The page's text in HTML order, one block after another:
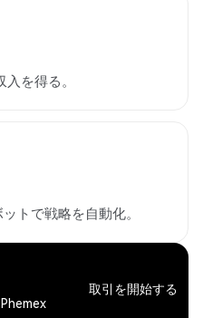
を得る。
トで戦略を自動化。
取引を開始する